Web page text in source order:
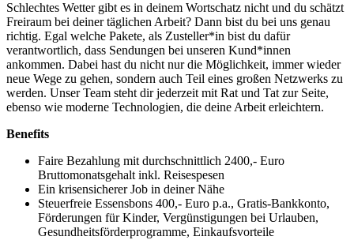
Schlechtes Wetter gibt es in deinem Wortschatz nicht und du schätzt
Freiraum bei deiner täglichen Arbeit? Dann bist du bei uns genau
richtig. Egal welche Pakete, als Zusteller*in bist du dafür
verantwortlich, dass Sendungen bei unseren Kund*innen
ankommen. Dabei hast du nicht nur die Möglichkeit, immer wieder
neue Wege zu gehen, sondern auch Teil eines großen Netzwerks zu
werden. Unser Team steht dir jederzeit mit Rat und Tat zur Seite,
ebenso wie moderne Technologien, die deine Arbeit erleichtern.
Benefits
Faire Bezahlung mit durchschnittlich 2400,- Euro
Bruttomonatsgehalt inkl. Reisespesen
Ein krisensicherer Job in deiner Nähe
Steuerfreie Essensbons 400,- Euro p.a., Gratis-Bankkonto,
Förderungen für Kinder, Vergünstigungen bei Urlauben,
Gesundheitsförderprogramme, Einkaufsvorteile